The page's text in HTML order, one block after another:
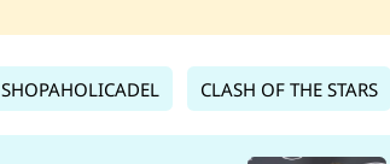
SHOPAHOLICADEL CLASH OF THE STARS